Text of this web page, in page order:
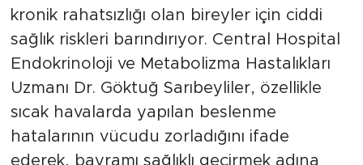
kronik rahatsızlığı olan bireyler için ciddi
sağlık riskleri barındırıyor. Central Hospital
Endokrinoloji ve Metabolizma Hastalıkları
Uzmanı Dr. Göktuğ Sarıbeyliler, özellikle
sıcak havalarda yapılan beslenme
hatalarının vücudu zorladığını ifade
ederek, bayramı sağlıklı geçirmek adına